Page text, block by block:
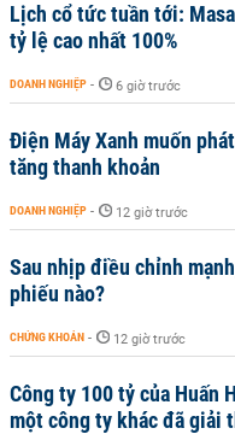
Lịch cổ tức tuần tới:
tỷ lệ cao nhất 100%
DOANH NGHIỆP - 6 giờ trước
Điện Máy Xanh muốn
tăng thanh khoản
DOANH NGHIỆP - 12 giờ trước
Sau nhịp điều chỉnh
phiếu nào?
CHỨNG KHOÁN - 12 giờ trước
Công ty 100 tỷ của Huấn
một công ty khác đã giải